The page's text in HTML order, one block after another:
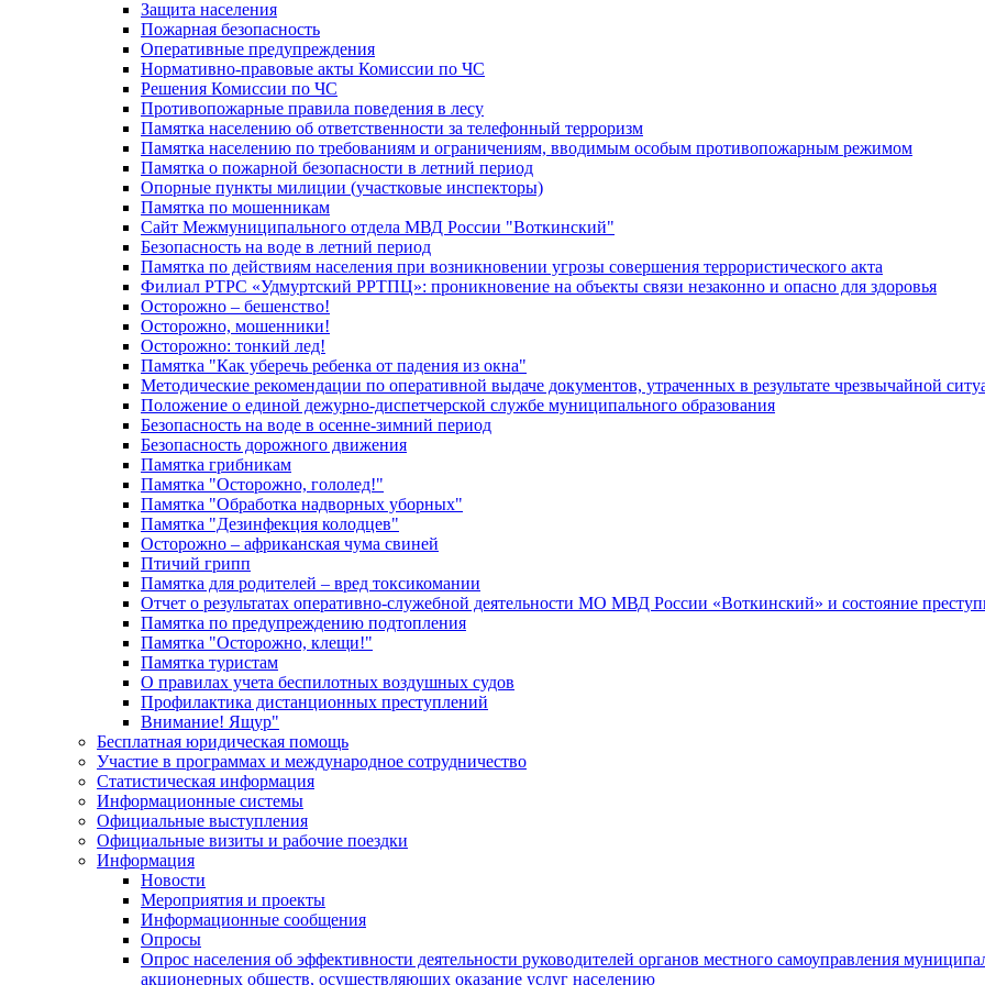
Защита населения
Пожарная безопасность
Оперативные предупреждения
Нормативно-правовые акты Комиссии по ЧС
Решения Комиссии по ЧС
Противопожарные правила поведения в лесу
Памятка населению об ответственности за телефонный терроризм
Памятка населению по требованиям и ограничениям, вводимым особым противопожарным режимом
Памятка о пожарной безопасности в летний период
Опорные пункты милиции (участковые инспекторы)
Памятка по мошенникам
Сайт Межмуниципального отдела МВД России "Воткинский"
Безопасность на воде в летний период
Памятка по действиям населения при возникновении угрозы совершения террористического акта
Филиал РТРС «Удмуртский РРТПЦ»: проникновение на объекты связи незаконно и опасно для здоровья
Осторожно – бешенство!
Осторожно, мошенники!
Осторожно: тонкий лед!
Памятка "Как уберечь ребенка от падения из окна"
Методические рекомендации по оперативной выдаче документов, утраченных в результате чрезвычайной
Положение о единой дежурно-диспетчерской службе муниципального образования
Безопасность на воде в осенне-зимний период
Безопасность дорожного движения
Памятка грибникам
Памятка "Осторожно, гололед!"
Памятка "Обработка надворных уборных"
Памятка "Дезинфекция колодцев"
Осторожно – африканская чума свиней
Птичий грипп
Памятка для родителей – вред токсикомании
Отчет о результатах оперативно-служебной деятельности МО МВД России «Воткинский» и состояние
Памятка по предупреждению подтопления
Памятка "Осторожно, клещи!"
Памятка туристам
О правилах учета беспилотных воздушных судов
Профилактика дистанционных преступлений
Внимание! Ящур"
Бесплатная юридическая помощь
Участие в программах и международное сотрудничество
Статистическая информация
Информационные системы
Официальные выступления
Официальные визиты и рабочие поездки
Информация
Новости
Мероприятия и проекты
Информационные сообщения
Опросы
Опрос населения об эффективности деятельности руководителей органов местного самоуправления
акционерных обществ, осуществляющих оказание услуг населению